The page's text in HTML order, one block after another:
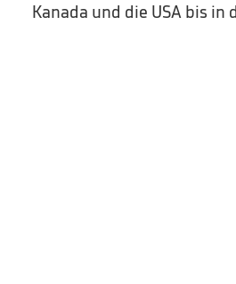
Kanada und die USA bis